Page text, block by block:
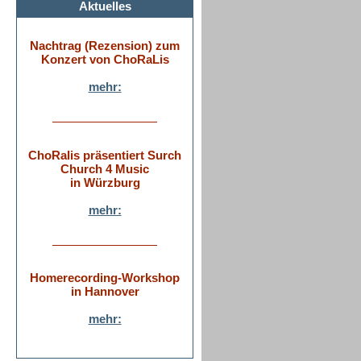
Aktuelles
Nachtrag (Rezension) zum
Konzert von ChoRaLis
mehr:
ChoRalis präsentiert Surch
Church 4 Music
in Würzburg
mehr:
Homerecording-Workshop
in Hannover
mehr: